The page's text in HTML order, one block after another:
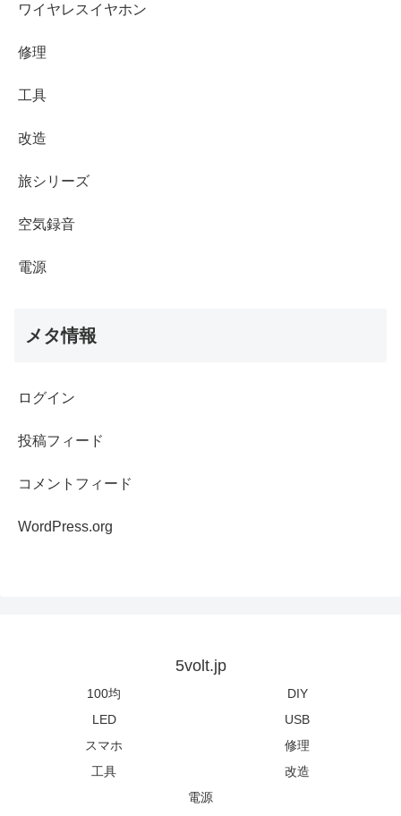
ワイヤレスイヤホン
修理
工具
改造
旅シリーズ
空気録音
電源
メタ情報
ログイン
投稿フィード
コメントフィード
WordPress.org
5volt.jp
100均
DIY
LED
USB
スマホ
修理
工具
改造
電源